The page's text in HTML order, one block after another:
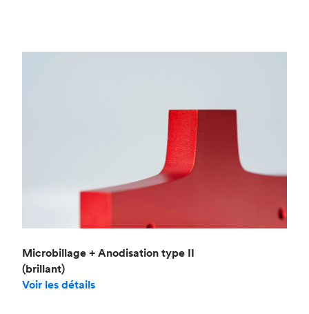
Microbillage + Anodisation type II
(brillant)
Voir les détails